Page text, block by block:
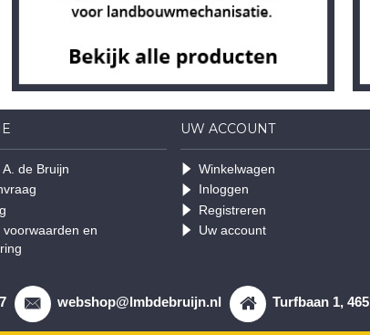
de Bruijn
voorwaarden en
UW ACCOUNT
Winkelwagen
Inloggen
Registreren
Uw account
webshop@lmbdebruijn.nl Turfbaan 1,